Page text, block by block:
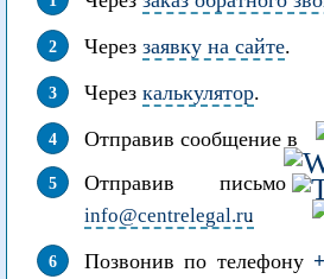
Через заявку на сайте.
Через калькулятор.
Отправив сообщение в
Отправив
info@centrelegal.ru
.
Позвонив по телефону